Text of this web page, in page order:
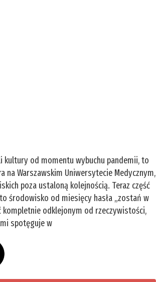
kultury od momentu wybuchu pandemii, to
na Warszawskim Uniwersytecie Medycznym,
poza ustaloną kolejnością. Teraz część
środowisko od miesięcy hasła „zostań w
kompletnie odklejonym od rzeczywistości,
spotęguje w